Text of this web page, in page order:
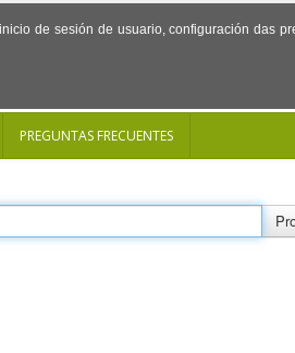
de sesión de usuario, configuración das
PREGUNTAS FRECUENTES